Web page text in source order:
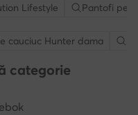
Lifestyle Pantofi
cauciuc Hunter dama
categorie